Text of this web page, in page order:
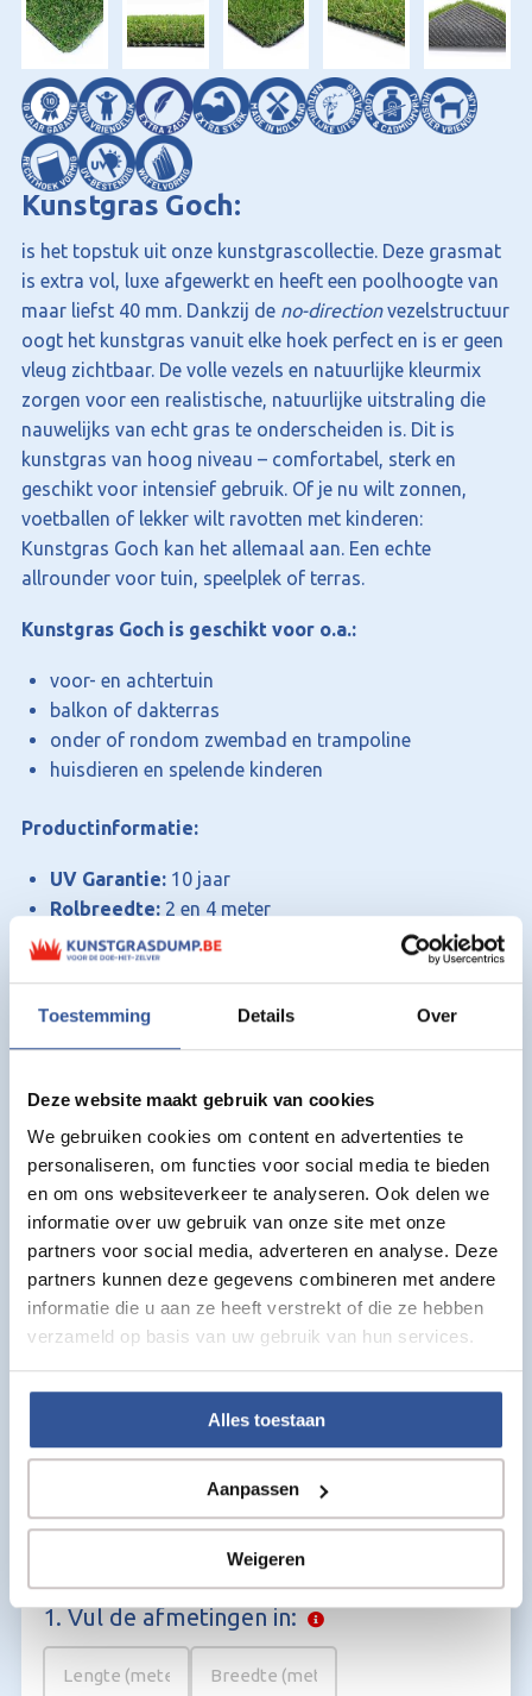
Toestemming Details Over
Deze website maakt gebruik van cookies
We gebruiken cookies om content en advertenties te
personaliseren, om functies voor social media te bieden
en om ons websiteverkeer te analyseren. Ook delen we
informatie over uw gebruik van onze site met onze
partners voor social media, adverteren en analyse. Deze
partners kunnen deze gegevens combineren met andere
informatie die u aan ze heeft verstrekt of die ze hebben
verzameld op basis van uw gebruik van hun services.
Alles toestaan
Aanpassen
Weigeren
Kunstgras Goch:
is het topstuk uit onze kunstgrascollectie. Deze grasmat
is extra vol, luxe afgewerkt en heeft een poolhoogte van
maar liefst 40 mm. Dankzij de no-directionvezelstructuur
oogt het kunstgras vanuit elke hoek perfect en is er geen
vleug zichtbaar. De volle vezels en natuurlijke kleurmix
zorgen voor een realistische, natuurlijke uitstraling die
nauwelijks van echt gras te onderscheiden is. Dit is
kunstgras van hoog niveau – comfortabel, sterk en
geschikt voor intensief gebruik. Of je nu wilt zonnen,
voetballen of lekker wilt ravotten met kinderen:
Kunstgras Goch kan het allemaal aan. Een echte
allrounder voor tuin, speelplek of terras.
Kunstgras Goch is geschikt voor o.a.:
voor- en achtertuin
balkon of dakterras
onder of rondom zwembad en trampoline
huisdieren en spelende kinderen
Productinformatie:
UV Garantie: 10 jaar
Rolbreedte: 2 en 4 meter
Poolhoogte:40 mm
Kleur:Meerkleurig
Deling:3/8″
Totaal gewicht:2409 gr/m²
Niet noodzakelijk, wel aan te raden 5
kg per m²
Waterdoorlaat: 60 liter/min/m²
Ons kunstgras is non-infill
Oudere en goedkopere kunstgras varianten worden
ingestrooid met instrooizand om de kunstgras sprieten
overeind te houden, dat is bij ons kunstgras niet nodig.
Wij geven echter wel de voorkeur aan instrooien met
belangrijke voordelen kent. Wij gebruiken instrooizand
(kwartszand). Deze zorgt ervoor dat het kunstgras mooi
strak blijft liggen en koelt ook het kunstgras in warme
zomermaanden.
1. Vul de afmetingen in: